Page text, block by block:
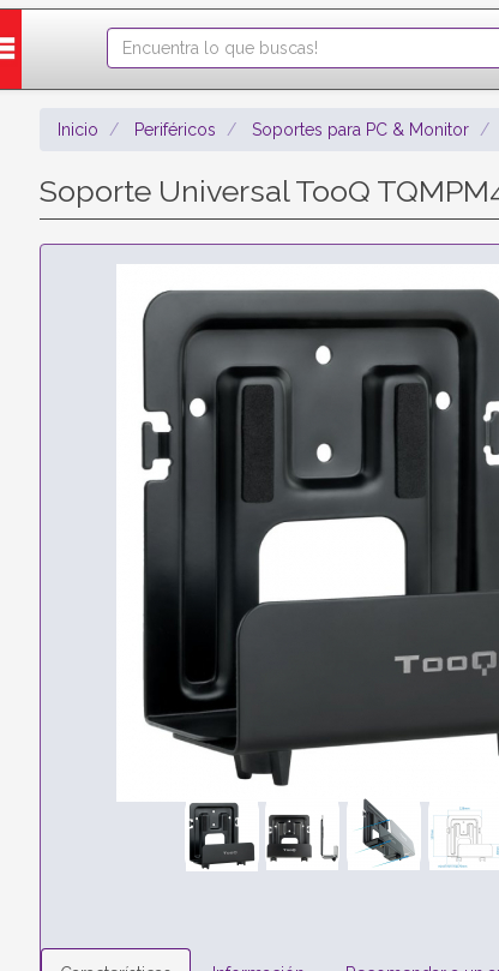
Inicio Periféricos Soportes para PC & Monitor
Soporte Universal TooQ